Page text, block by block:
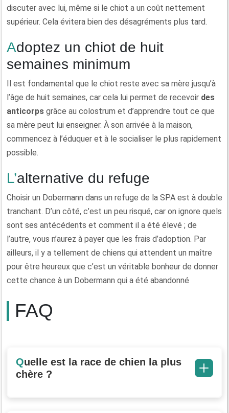
discuter avec lui, même si le chiot a un coût nettement
supérieur. Cela évitera bien des désagréments plus tard.
Adoptez un chiot de huit
semaines minimum
Il est fondamental que le chiot reste avec sa mère jusqu’à
l’âge de huit semaines, car cela lui permet de recevoir des
anticorps grâce au colostrum et d’apprendre tout ce que
sa mère peut lui enseigner. À son arrivée à la maison,
commencez à l’éduquer et à le socialiser le plus rapidement
possible.
L’alternative du refuge
Choisir un Dobermann dans un refuge de la SPA est à double
tranchant. D’un côté, c’est un peu risqué, car on ignore quels
sont ses antécédents et comment il a été élevé ; de
l’autre, vous n’aurez à payer que les frais d’adoption. Par
ailleurs, il y a tellement de chiens qui attendent un maître
pour être heureux que c’est un véritable bonheur de donner
cette chance à un Dobermann qui a été abandonné
FAQ
Quelle est la race de chien la plus
chère ?